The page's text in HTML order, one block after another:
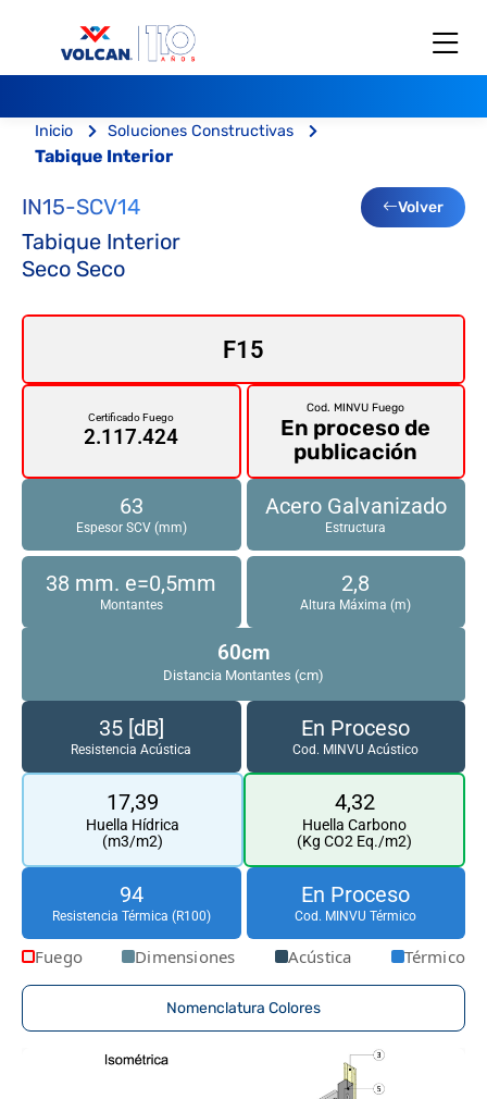
Inicio Soluciones Constructivas
Tabique Interior
IN15-SCV14 Volver
Tabique Interior
Seco Seco
F15
Certificado Fuego
2.117.424
Cod. MINVU Fuego
En proceso de
publicación
63
Espesor SCV (mm)
Acero Galvanizado
Estructura
38 mm. e=0,5mm
Montantes
2,8
Altura Máxima (m)
60cm
Distancia Montantes (cm)
35 [dB]
Resistencia Acústica
En Proceso
Cod. MINVU Acústico
17,39
Huella Hídrica
(m3/m2)
4,32
Huella Carbono
(Kg CO2 Eq./m2)
94
Resistencia Térmica (R100)
En Proceso
Cod. MINVU Térmico
Fuego Dimensiones Acústica Térmico
Nomenclatura Colores